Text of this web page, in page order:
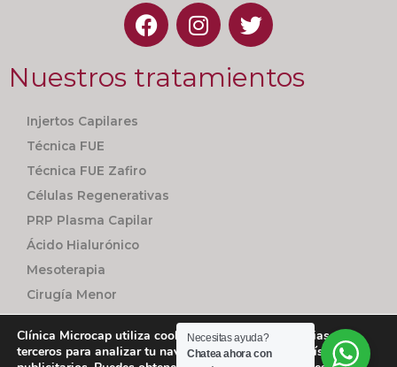
Nuestros tratamientos
Injertos Capilares
Técnica FUE
Técnica FUE Zafiro
Células Regenerativas
PRP Plasma Capilar
Ácido Hialurónico
Mesoterapia
Cirugía Menor
Seguimiento Personalizado
Clínica Microcap utiliza cookies utiliza cookies propias y de
terceros para analizar tu navegación con fines estadísticos y
Necesitas ayuda?
Chatea ahora con